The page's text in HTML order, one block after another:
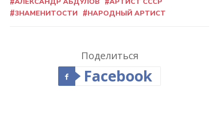
ЗНАМЕНИТОСТИ
НАРОДНЫЙ АРТИСТ
Поделиться
Facebook